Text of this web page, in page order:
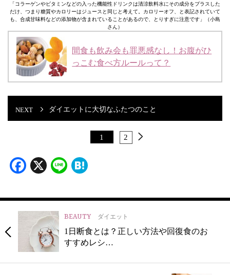
「コラーゲンやビタミンなどの入った機能性ドリンクは清涼飲料水にその成分をプラスした
だけ、つまり糖質やカロリーはジュースと同じと考えて。カロリーオフ、と表記されていて
も、合成甘味料などの添加物が含まれていることがあるので、とりすぎに注意です」（小島
さん）
間食も飲み会も罪悪感なし！お腹がひ
っこむ食べ方ルールって？
ダイエットに大切なふたつのこと
1 2
Facebook
X Line
BEAUTY ダイエット
1日断食とは？正しい方法や回復食のお
すすめレシ…